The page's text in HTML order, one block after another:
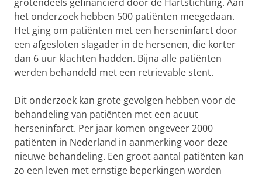
het onderzoek hebben 500 patiënten meegedaan.
Het ging om patiënten met een herseninfarct door
een afgesloten slagader in de hersenen, die korter
dan 6 uur klachten hadden. Bijna alle patiënten
werden behandeld met een retrievable stent.
Dit onderzoek kan grote gevolgen hebben voor de
behandeling van patiënten met een acuut
herseninfarct. Per jaar komen ongeveer 2000
patiënten in Nederland in aanmerking voor deze
nieuwe behandeling. Een groot aantal patiënten kan
zo een leven met ernstige beperkingen worden